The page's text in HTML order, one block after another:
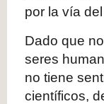
por la vía
Dado que
seres
no tiene
científicos,